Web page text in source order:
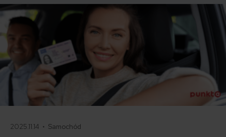
2025.11.14 • Samochód